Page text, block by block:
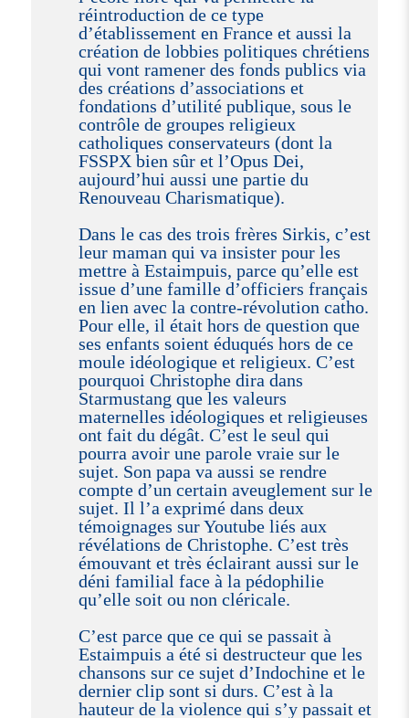
réintroduction de ce type
d’établissement en France et aussi la
création de lobbies politiques chrétiens
qui vont ramener des fonds publics via
des créations d’associations et
fondations d’utilité publique, sous le
contrôle de groupes religieux
catholiques conservateurs (dont la
FSSPX bien sûr et l’Opus Dei,
aujourd’hui aussi une partie du
Renouveau Charismatique).
Dans le cas des trois frères Sirkis, c’est
leur maman qui va insister pour les
mettre à Estaimpuis, parce qu’elle est
issue d’une famille d’officiers français
en lien avec la contre-révolution catho.
Pour elle, il était hors de question que
ses enfants soient éduqués hors de ce
moule idéologique et religieux. C’est
pourquoi Christophe dira dans
Starmustang que les valeurs
maternelles idéologiques et religieuses
ont fait du dégât. C’est le seul qui
pourra avoir une parole vraie sur le
sujet. Son papa va aussi se rendre
compte d’un certain aveuglement sur le
sujet. Il l’a exprimé dans deux
témoignages sur Youtube liés aux
révélations de Christophe. C’est très
émouvant et très éclairant aussi sur le
déni familial face à la pédophilie
qu’elle soit ou non cléricale.
C’est parce que ce qui se passait à
Estaimpuis a été si destructeur que les
chansons sur ce sujet d’Indochine et le
dernier clip sont si durs. C’est à la
hauteur de la violence qui s’y passait et